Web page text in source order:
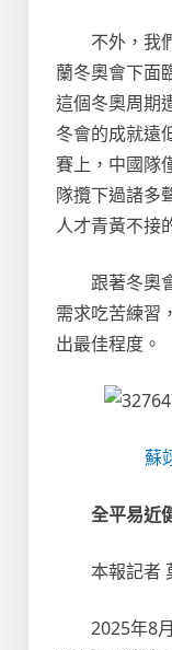
不外，我
蘭冬奧會下面
這個冬奧周期
冬會的成就遠
賽上，中國隊
隊攬下過諸多
人才青黃不接
跟著冬奧
需求吃苦練習
出最佳程度。
蘇
全平易近
本報記者
2025年8